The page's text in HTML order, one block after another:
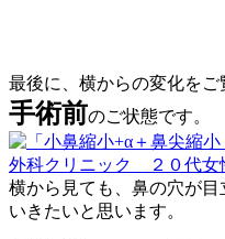
最後に、横からの変化をご
手術前のご状態です。
横から見ても、鼻の穴が
いきたいと思います。